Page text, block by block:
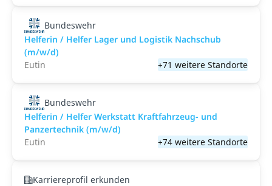
Bundeswehr
Helferin / Helfer Lager und Logistik Nachschub
(m/w/d)
Eutin
+71 weitere Standorte
Bundeswehr
Helferin / Helfer Werkstatt Kraftfahrzeug- und
Panzertechnik (m/w/d)
Eutin
+74 weitere Standorte
Karriereprofil erkunden